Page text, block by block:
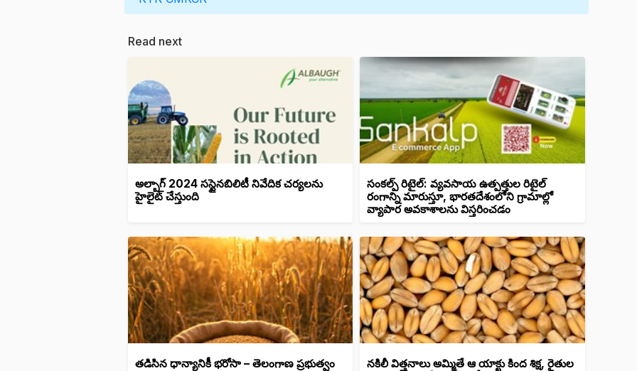
Read next
అల్బాగ్ 2024 సస్టైనబిలిటీ నివేదిక చర్యలను
హైలైట్ చేస్తుంది
సంకల్ప్ రిటైల్: వ్యవసాయ ఉత్పత్తుల రిటైల్
రంగాన్ని మారుస్తూ, భారతదేశంలోని గ్రామాల్లో
వ్యాపార అవకాశాలను విస్తరించడం
తడిసిన ధాన్యానికీ భరోసా – తెలంగాణ ప్రభుత్వం
నకిలీ విత్తనాలు అమ్మితే ఆ యాక్టు కింద శిక్ష, రైతుల